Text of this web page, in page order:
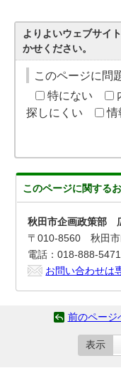
よりよいウェブサイ
かせください。
このページに問
特にない
探しにくい
情
このページに関する
秋田市企画政策部
〒010-8560 秋田
電話：018-888-
お問い合わせは
前のページ
表示